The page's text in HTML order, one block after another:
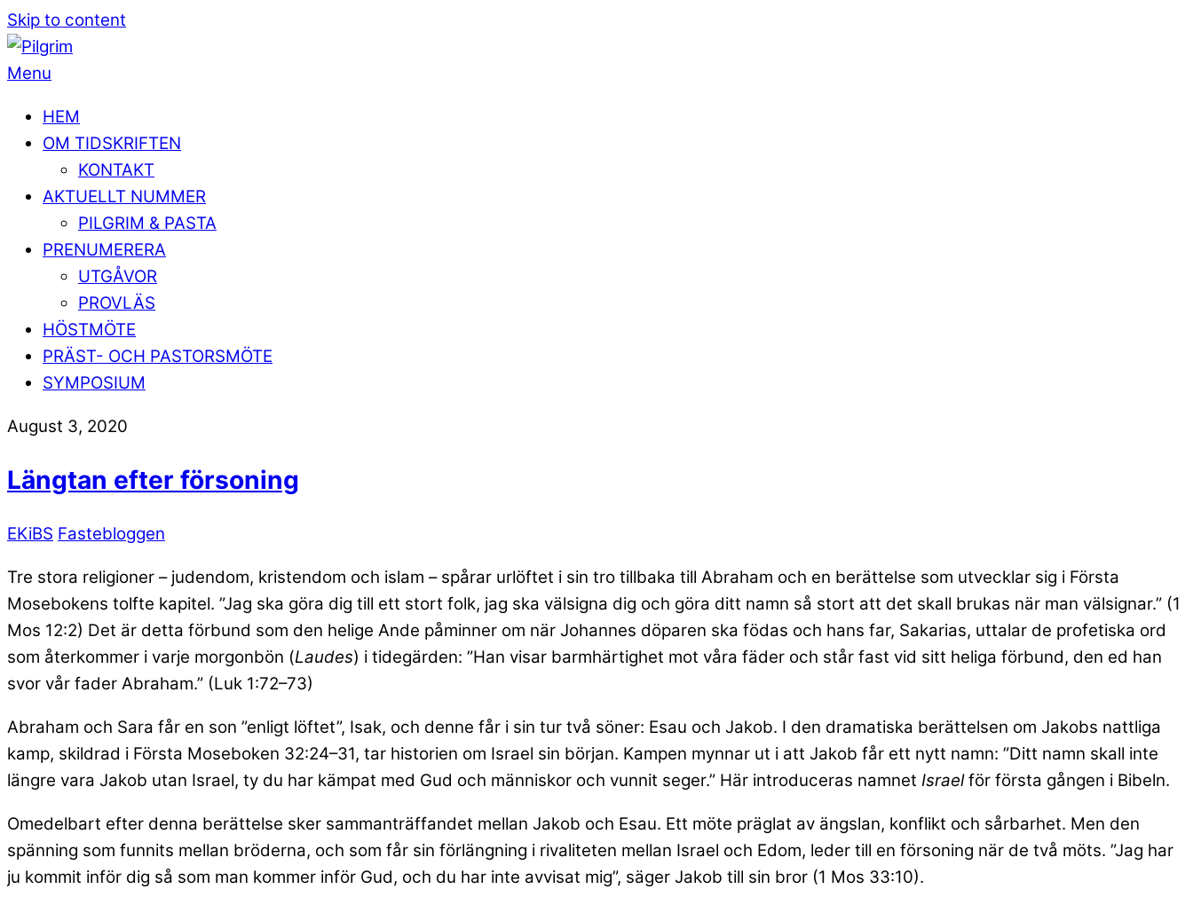
Skip to content
Menu
HEM
OM TIDSKRIFTEN
KONTAKT
AKTUELLT NUMMER
PILGRIM & PASTA
PRENUMERERA
UTGÅVOR
PROVLÄS
HÖSTMÖTE
PRÄST- OCH PASTORSMÖTE
SYMPOSIUM
August 3, 2020
Längtan efter försoning
EKiBS Fastebloggen
Tre stora religioner – judendom, kristendom och islam – spårar urlöftet i sin tro tillbaka till Abraham och en berättelse som utvecklar sig i Första
Mosebokens tolfte kapitel. ”Jag ska göra dig till ett stort folk, jag ska välsigna dig och göra ditt namn så stort att det skall brukas när man välsignar.” (1
Mos 12:2) Det är detta förbund som den helige Ande påminner om när Johannes döparen ska födas och hans far, Sakarias, uttalar de profetiska ord
som återkommer i varje morgonbön (Laudes) i tidegärden: ”Han visar barmhärtighet mot våra fäder och står fast vid sitt heliga förbund, den ed han
svor vår fader Abraham.” (Luk 1:72–73)
Abraham och Sara får en son ”enligt löftet”, Isak, och denne får i sin tur två söner: Esau och Jakob. I den dramatiska berättelsen om Jakobs nattliga
kamp, skildrad i Första Moseboken 32:24–31, tar historien om Israel sin början. Kampen mynnar ut i att Jakob får ett nytt namn: ”Ditt namn skall inte
längre vara Jakob utan Israel, ty du har kämpat med Gud och människor och vunnit seger.” Här introduceras namnet Israelför första gången i Bibeln.
Omedelbart efter denna berättelse sker sammanträffandet mellan Jakob och Esau. Ett möte präglat av ängslan, konflikt och sårbarhet. Men den
spänning som funnits mellan bröderna, och som får sin förlängning i rivaliteten mellan Israel och Edom, leder till en försoning när de två möts. ”Jag har
ju kommit inför dig så som man kommer inför Gud, och du har inte avvisat mig”, säger Jakob till sin bror (1 Mos 33:10).